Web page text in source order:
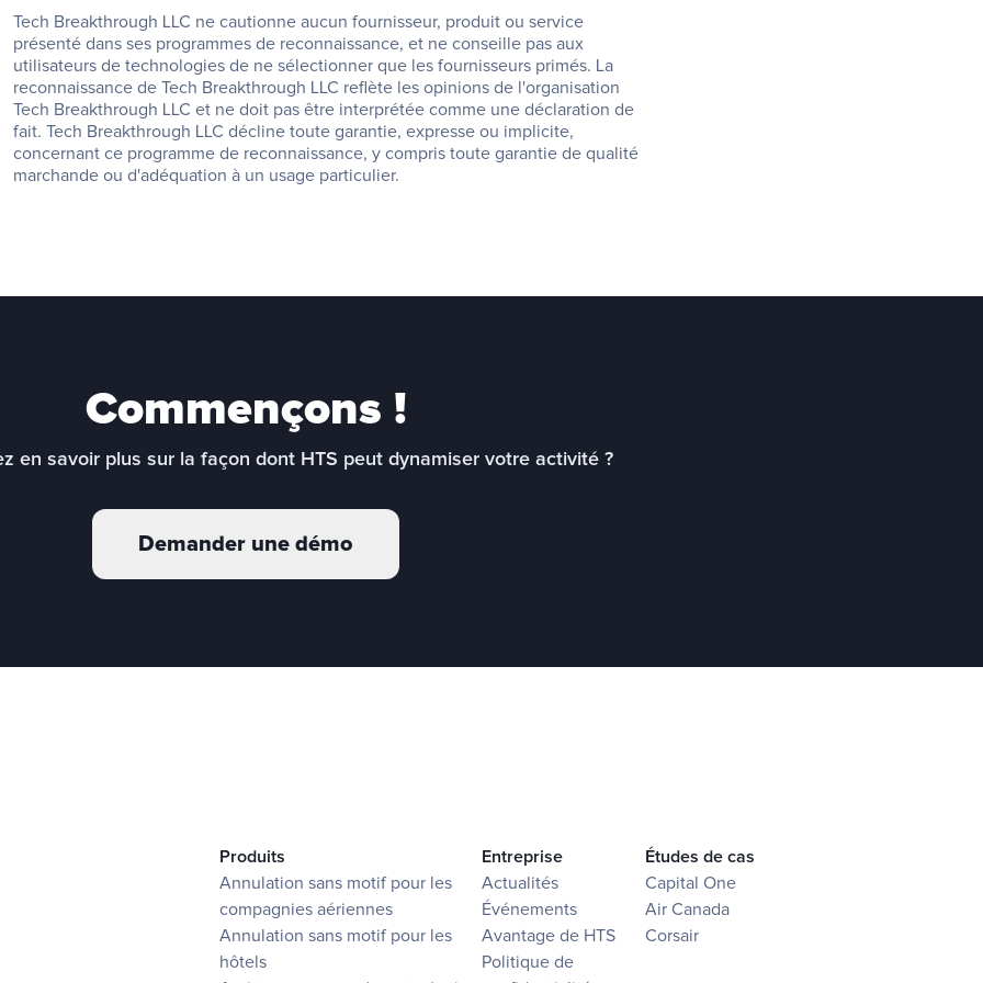
Tech Breakthrough LLC ne cautionne aucun fournisseur, produit ou service
présenté dans ses programmes de reconnaissance, et ne conseille pas aux
utilisateurs de technologies de ne sélectionner que les fournisseurs primés. La
reconnaissance de Tech Breakthrough LLC reflète les opinions de l'organisation
Tech Breakthrough LLC et ne doit pas être interprétée comme une déclaration de
fait. Tech Breakthrough LLC décline toute garantie, expresse ou implicite,
concernant ce programme de reconnaissance, y compris toute garantie de qualité
marchande ou d'adéquation à un usage particulier.
Commençons !
en savoir plus sur la façon dont HTS peut dynamiser votre activité ?
Demander une démo
Produits
Annulation sans motif pour les
compagnies aériennes
Annulation sans motif pour les
hôtels
Entreprise
Actualités
Événements
Avantage de HTS
Politique de
Études de cas
Capital One
Air Canada
Corsair